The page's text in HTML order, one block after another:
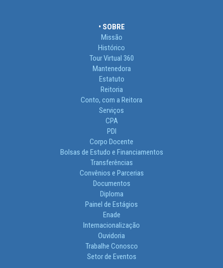
• SOBRE
Missão
Histórico
Tour Virtual 360
Mantenedora
Estatuto
Reitoria
Conto, com a Reitora
Serviços
CPA
PDI
Corpo Docente
Bolsas de Estudo e Financiamentos
Transferências
Convênios e Parcerias
Documentos
Diploma
Painel de Estágios
Enade
Internacionalização
Ouvidoria
Trabalhe Conosco
Setor de Eventos